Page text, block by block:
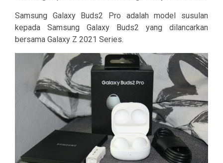
Samsung Galaxy Buds2 Pro adalah model susulan
kepada Samsung Galaxy Buds2 yang dilancarkan
bersama Galaxy Z 2021 Series.